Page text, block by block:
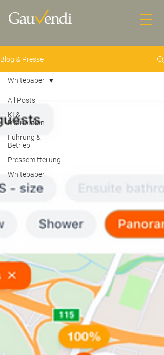
Blog & Presse
All Posts
KI &
Distribution
Führung &
Betrieb
Pressemitteilung
Whitepaper
Whitepaper